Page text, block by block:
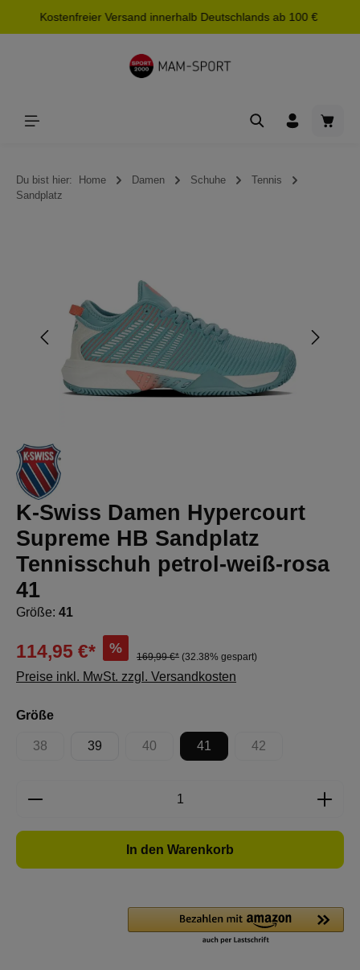
springen
Kostenfreier Versand innerhalb Deutschlands ab 100 €
Du bist hier: Home Damen Schuhe
Tennis
Sandplatz
K-Swiss Damen Hypercourt
Supreme HB Sandplatz
Tennisschuh petrol-weiß-rosa
41
Größe: 41
114,95 €* %
169,99 €* (32.38% gespart)
Preise inkl. MwSt. zzgl. Versandkosten
Größeauswählen
38
(Diese Option ist zurzeit nicht verfügbar.)
39 40
(Diese Option ist zurzeit nicht verfügbar.)
41 42
(Diese Option ist
Produkt Anzahl: Gib den gewünschten
In den Warenkorb